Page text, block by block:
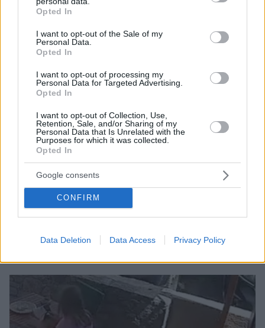
grant or deny consent to Google and its third-party tags to
use your data for below specified purposes in below Google
consent section.
Opted In
I want to opt-out of the Sale of my
Personal Data.
Opted In
I want to opt-out of processing my
Personal Data for Targeted Advertising.
Opted In
I want to opt-out of Collection, Use,
Retention, Sale, and/or Sharing of my
Personal Data that Is Unrelated with the
Purposes for which it was collected.
Opted In
Google consents
CONFIRM
Data Deletion Data Access Privacy Policy
Είμαστε πιο ευτυχισμένοι όταν κάνουμε περισσότερο
σεξ; Ένας ειδικός εξηγεί αυτή την αμφίδρομη σχέση
πριν 18 λεπτά
Σε δημοπρασία η μπάλα από το «χέρι του Θεού», το
περίφημο γκολ του Μαραντόνα
πριν 18 λεπτά
Kicker: «Μετά τον Καρέτσα η Ντόρτμουντ έχει στα
ραντάρ της και τον Κωνσταντέλια»
Aνατολική Κρήτη: Παραλίες με φοίνικες και τοπία
πριν 20 λεπτά
ΔΕΙΤΕ ΟΛΕΣ ΤΙΣ ΕΙΔΗΣΕΙΣ
ΤΑ ΠΙΟ ΔΗΜΟΦΙΛΗ